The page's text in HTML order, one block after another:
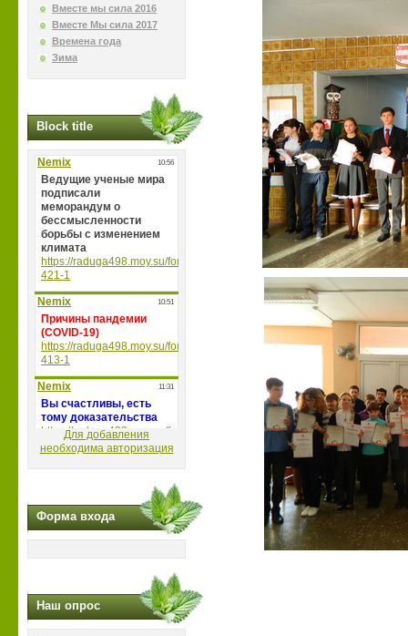
Вместе мы сила 2016
Вместе Мы сила 2017
Времена года
Зима
Block title
Для добавления
необходима авторизация
Форма входа
Наш опрос